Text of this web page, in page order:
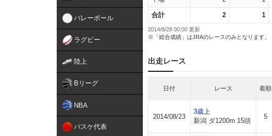
バレーボール
ラグビー
陸上
Bリーグ
NBA
バスケ代表
合計 2 1
2014/8/28 00:00 更新
※「総合成績」はJRAのレースのみとなります。
出走レース
日付 レース 着順
2014/08/23
3歳上
新潟 ダ1200m 15頭
5